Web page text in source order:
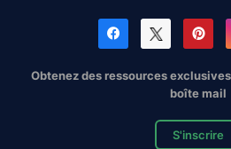
Obtenez des ressources
boîte mail
S'inscrire